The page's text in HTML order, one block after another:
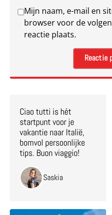
Mijn naam, e-mail en
browser voor de
reactie plaats.
Ciao tutti is hét
startpunt voor je
vakantie naar Italië,
bomvol persoonlijke
tips. Buon viaggio!
Saskia